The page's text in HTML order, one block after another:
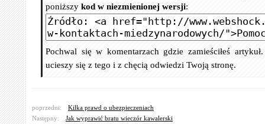
poniższy kod w niezmienionej wersji:
Pochwal się w komentarzach gdzie zamieściłeś
ucieszy się z tego i z chęcią odwiedzi Twoją stronę.
poprzedni:
Kilka prawd o ubezpieczeniach
Następny:
Jak wyprawić bratu wieczór kawalerski